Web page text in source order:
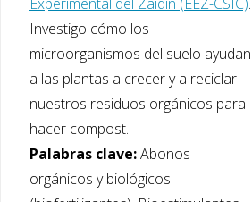
Investigo cómo los
microorganismos del suelo ayudan
a las plantas a crecer y a reciclar
nuestros residuos orgánicos para
hacer compost.
Palabras clave:Abonos
orgánicos y biológicos